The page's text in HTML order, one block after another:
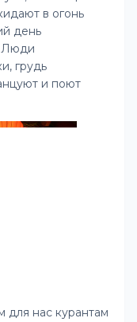
в огонь
день
Люди
грудь
и поют
нас курантам